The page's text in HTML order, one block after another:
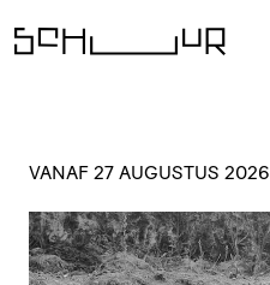
VANAF 27 AUGUSTUS 2026